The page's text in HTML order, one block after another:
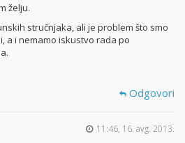
želju.
stručnjaka, ali je problem što smo
a i nemamo iskustvo rada po
Odgovori
11:46, 16. avg. 2013.